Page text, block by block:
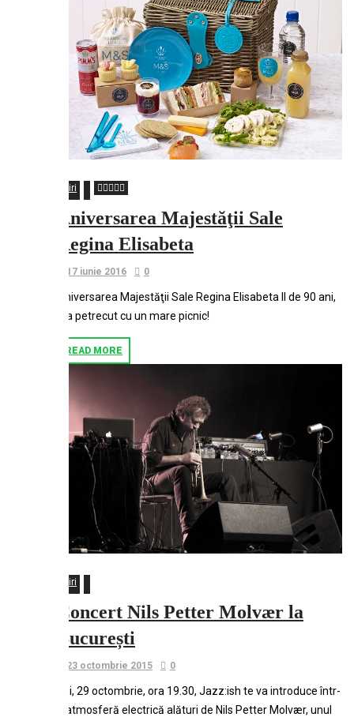
Stiri
Aniversarea Majestăţii Sale
Regina Elisabeta
17 iunie 2016 0
Aniversarea Majestăţii Sale Regina Elisabeta II de 90 ani,
s-a petrecut cu un mare picnic!
READ MORE
Stiri
Concert Nils Petter Molvær la
București
23 octombrie 2015 0
Joi, 29 octombrie, ora 19.30, Jazz:ish te va introduce într-
o atmosferă electrică alături de Nils Petter Molvær, unul